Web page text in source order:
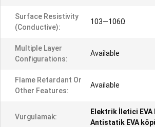
Surface Resistivity
(Conductive):
103—106Ω
Multiple Layer
Configurations:
Available
Flame Retardant Or
Other Features:
Available
Vurgulamak:
Elektrik İletici EVA
Antistatik EVA